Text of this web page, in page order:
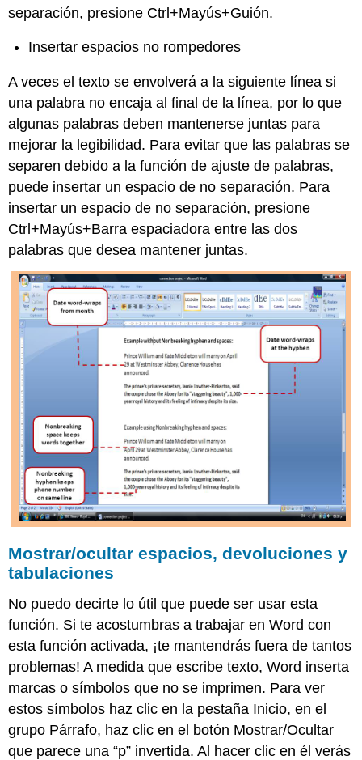
separación, presione Ctrl+Mayús+Guión.
Insertar espacios no rompedores
A veces el texto se envolverá a la siguiente línea si
una palabra no encaja al final de la línea, por lo que
algunas palabras deben mantenerse juntas para
mejorar la legibilidad. Para evitar que las palabras se
separen debido a la función de ajuste de palabras,
puede insertar un espacio de no separación. Para
insertar un espacio de no separación, presione
Ctrl+Mayús+Barra espaciadora entre las dos
palabras que desea mantener juntas.
Mostrar/ocultar espacios, devoluciones y
tabulaciones
No puedo decirte lo útil que puede ser usar esta
función. Si te acostumbras a trabajar en Word con
esta función activada, ¡te mantendrás fuera de tantos
problemas! A medida que escribe texto, Word inserta
marcas o símbolos que no se imprimen. Para ver
estos símbolos haz clic en la pestaña Inicio, en el
grupo Párrafo, haz clic en el botón Mostrar/Ocultar
que parece una “p” invertida. Al hacer clic en él verás